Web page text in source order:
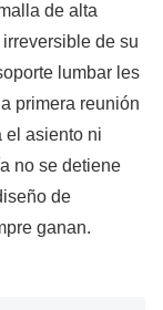
de alta
de su
lumbar les
primera reunión
el asiento ni
no se detiene
de
ganan.